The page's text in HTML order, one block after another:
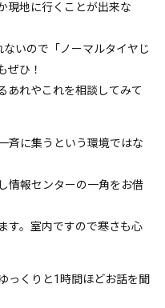
現地に行くことが出来な
いので「ノーマルタイヤじ
ぜひ！
あれやこれを相談してみて
斉に集うという環境ではな
情報センターの一角をお借
す。室内ですので寒さも心
っくりと1時間ほどお話を聞